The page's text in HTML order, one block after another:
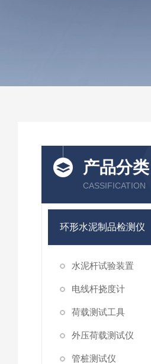
产品分类
CASSIFICATION
环形水泥制品检测仪
水泥杆试验装置
电线杆挠度计
荷载测试工具
外压荷载测试仪
管桩测试仪